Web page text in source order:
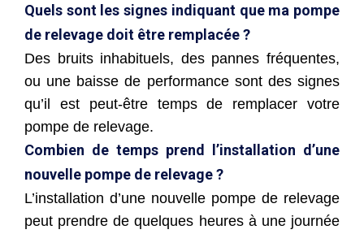
Quels sont les signes indiquant que ma pompe
de relevage doit être remplacée ?
Des bruits inhabituels, des pannes fréquentes,
ou une baisse de performance sont des signes
qu’il est peut-être temps de remplacer votre
pompe de relevage.
Combien de temps prend l’installation d’une
nouvelle pompe de relevage ?
L’installation d’une nouvelle pompe de relevage
peut prendre de quelques heures à une journée